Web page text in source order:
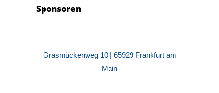
Sponsoren
Grasmückenweg 10 | 65929 Frankfurt am
Main